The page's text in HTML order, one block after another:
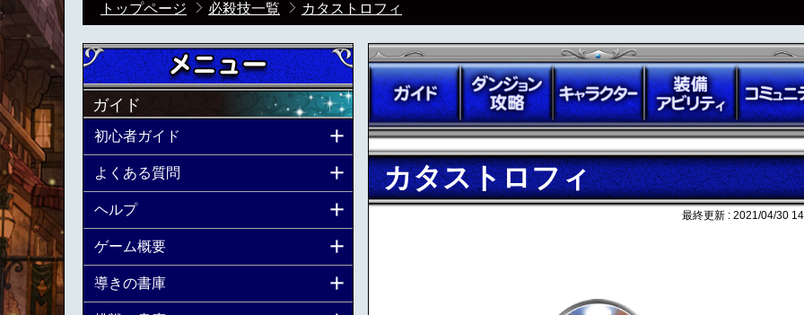
トップページ 必殺技一覧 カタストロフィ
カタストロフィ
最終更新 : 2021/04/30
ガイド
初心者ガイド
よくある質問
ヘルプ
ゲーム概要
導きの書庫